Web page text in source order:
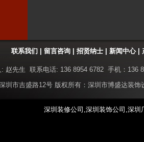
联系我们 留言咨询 招贤纳士 新闻中心|
: 赵先生 联系电话: 136 8954 6782 手机：136
圳市吉盛路12号 版权所有：深圳市博盛达装
深圳装修公司,深圳装饰公司,深